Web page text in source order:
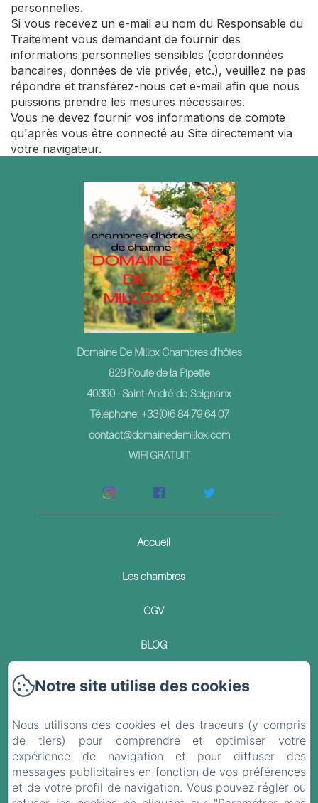
personnelles.
Si vous recevez un e-mail au nom du Responsable du
Traitement vous demandant de fournir des
informations personnelles sensibles (coordonnées
bancaires, données de vie privée, etc.), veuillez ne pas
répondre et transférez-nous cet e-mail afin que nous
puissions prendre les mesures nécessaires.
Vous ne devez fournir vos informations de compte
qu'après vous être connecté au Site directement via
votre navigateur.
Domaine De Millox Chambres d'hôtes
828 Route de la Pipette
40390 - Saint-André-de-Seignanx
Téléphone: +33(0)6 84 79 64 07
contact@domainedemillox.com
WIFI GRATUIT
Accueil
Les chambres
CGV
BLOG
Contact
Informations légales
Informations sur les cookies
Notre site utilise des cookies
Nous utilisons des cookies et des traceurs (y compris
de tiers) pour comprendre et optimiser votre
expérience de navigation et pour diffuser des
messages publicitaires en fonction de vos préférences
et de votre profil de navigation. Vous pouvez régler ou